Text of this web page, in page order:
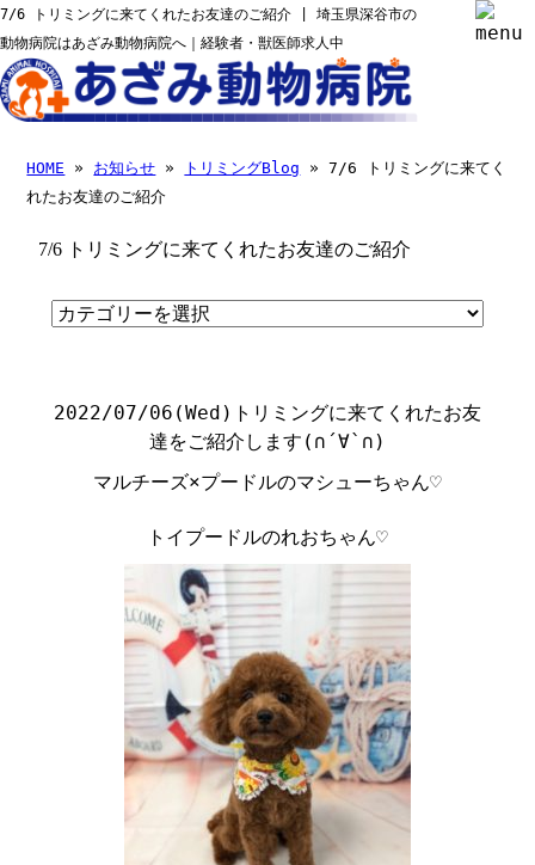
7/6 トリミングに来てくれたお友達のご紹介 | 埼玉県深谷市の
動物病院はあざみ動物病院へ｜経験者・獣医師求人中
HOME » お知らせ » トリミングBlog » 7/6 トリミングに来てく
れたお友達のご紹介
7/6 トリミングに来てくれたお友達のご紹介
2022/07/06(Wed) トリミングに来てくれたお友
達をご紹介します ( ∩ ´∀` ∩ )
マルチーズ×プードルのマシューちゃん♡
トイプードルのれおちゃん♡